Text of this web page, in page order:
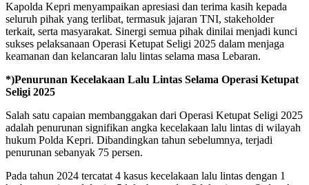
Kapolda Kepri menyampaikan apresiasi dan terima kasih kepada
seluruh pihak yang terlibat, termasuk jajaran TNI, stakeholder
terkait, serta masyarakat. Sinergi semua pihak dinilai menjadi kunci
sukses pelaksanaan Operasi Ketupat Seligi 2025 dalam menjaga
keamanan dan kelancaran lalu lintas selama masa Lebaran.
*)Penurunan Kecelakaan Lalu Lintas Selama Operasi Ketupat
Seligi 2025
Salah satu capaian membanggakan dari Operasi Ketupat Seligi 2025
adalah penurunan signifikan angka kecelakaan lalu lintas di wilayah
hukum Polda Kepri. Dibandingkan tahun sebelumnya, terjadi
penurunan sebanyak 75 persen.
Pada tahun 2024 tercatat 4 kasus kecelakaan lalu lintas dengan 1